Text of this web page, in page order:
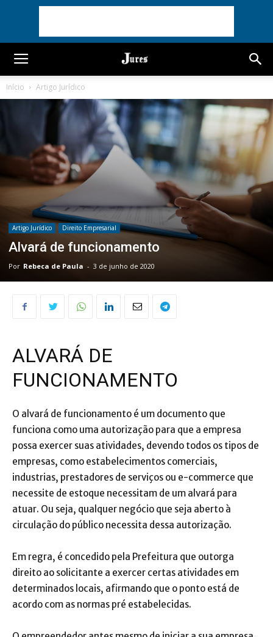
Início Artigo Jurídico
Artigo Jurídico Direito Empresarial
Alvará de funcionamento
Por Rebeca de Paula - 3 de junho de 2020
ALVARÁ DE
FUNCIONAMENTO
O alvará de funcionamento é um documento que
funciona como uma autorização para que a empresa
possa exercer suas atividades, devendo todos os tipos de
empresas, como estabelecimentos comerciais,
industrias, prestadores de serviços ou e-commerce que
necessite de estoque necessitam de um alvará para
atuar. Ou seja, qualquer negócio que seja aberto à
circulação do público necessita dessa autorização.
Em regra, é concedido pela Prefeitura que outorga
direito ao solicitante a exercer certas atividades em
determinados locais, afirmando que o ponto está de
acordo com as normas pré estabelecidas.